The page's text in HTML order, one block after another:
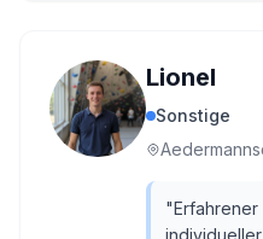
Lionel
Sonstige
"Erfahrener